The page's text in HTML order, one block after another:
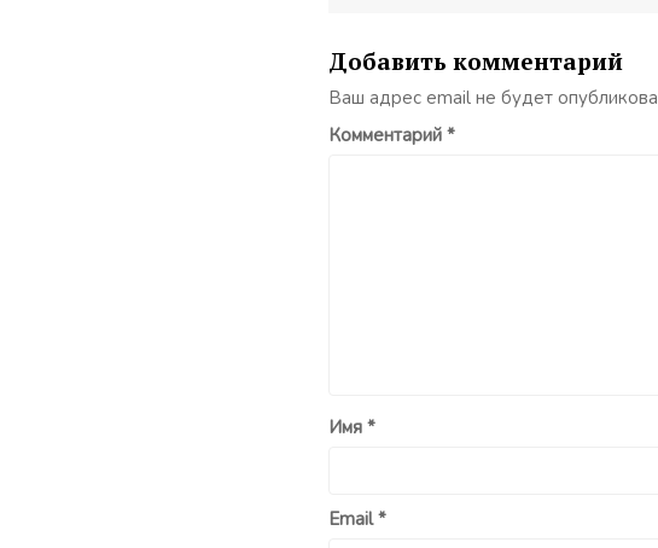
Добавить комментарий
Ваш адрес email не будет
Комментарий *
Имя *
Email*